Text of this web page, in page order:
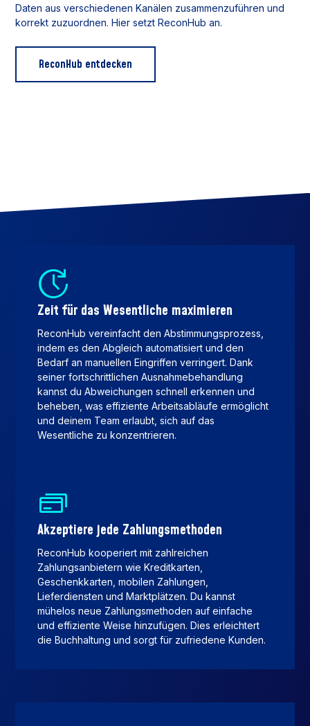
Daten aus verschiedenen Kanälen zusammenzuführen und
korrekt zuzuordnen. Hier setzt ReconHub an.
ReconHub entdecken
Zeit für das Wesentliche maximieren
ReconHub vereinfacht den Abstimmungsprozess,
indem es den Abgleich automatisiert und den
Bedarf an manuellen Eingriffen verringert. Dank
seiner fortschrittlichen Ausnahmebehandlung
kannst du Abweichungen schnell erkennen und
beheben, was effiziente Arbeitsabläufe ermöglicht
und deinem Team erlaubt, sich auf das
Wesentliche zu konzentrieren.
Akzeptiere jede Zahlungsmethoden
ReconHub kooperiert mit zahlreichen
Zahlungsanbietern wie Kreditkarten,
Geschenkkarten, mobilen Zahlungen,
Lieferdiensten und Marktplätzen. Du kannst
mühelos neue Zahlungsmethoden auf einfache
und effiziente Weise hinzufügen. Dies erleichtert
die Buchhaltung und sorgt für zufriedene Kunden.